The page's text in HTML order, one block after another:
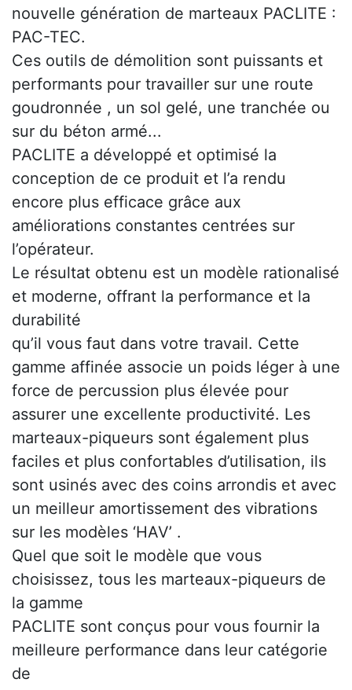
nouvelle génération de marteaux PACLITE :
PAC-TEC.
Ces outils de démolition sont puissants et
performants pour travailler sur une route
goudronnée , un sol gelé, une tranchée ou
sur du béton armé...
PACLITE a développé et optimisé la
conception de ce produit et l’a rendu
encore plus efficace grâce aux
améliorations constantes centrées sur
l’opérateur.
Le résultat obtenu est un modèle rationalisé
et moderne, offrant la performance et la
durabilité
qu’il vous faut dans votre travail. Cette
gamme affinée associe un poids léger à une
force de percussion plus élevée pour
assurer une excellente productivité. Les
marteaux-piqueurs sont également plus
faciles et plus confortables d’utilisation, ils
sont usinés avec des coins arrondis et avec
un meilleur amortissement des vibrations
sur les modèles ‘HAV’ .
Quel que soit le modèle que vous
choisissez, tous les marteaux-piqueurs de
la gamme
PACLITE sont conçus pour vous fournir la
meilleure performance dans leur catégorie
de